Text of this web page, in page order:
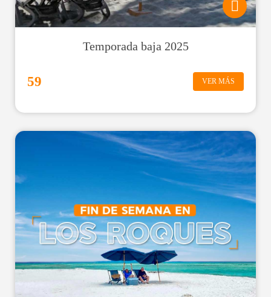
Temporada baja 2025
59 VER MÁS